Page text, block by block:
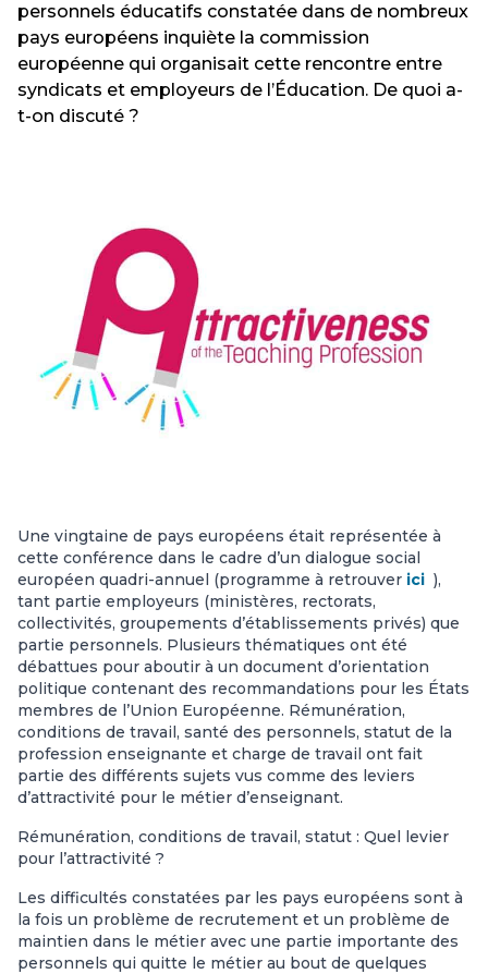
personnels éducatifs constatée dans de nombreux
pays européens inquiète la commission
européenne qui organisait cette rencontre entre
syndicats et employeurs de l’Éducation. De quoi a-
t-on discuté ?
Une vingtaine de pays européens était représentée à
cette conférence dans le cadre d’un dialogue social
européen quadri-annuel (programme à retrouver ici ),
tant partie employeurs (ministères, rectorats,
collectivités, groupements d’établissements privés) que
partie personnels. Plusieurs thématiques ont été
débattues pour aboutir à un document d’orientation
politique contenant des recommandations pour les États
membres de l’Union Européenne. Rémunération,
conditions de travail, santé des personnels, statut de la
profession enseignante et charge de travail ont fait
partie des différents sujets vus comme des leviers
d’attractivité pour le métier d’enseignant.
Rémunération, conditions de travail, statut : Quel levier
pour l’attractivité ?
Les difficultés constatées par les pays européens sont à
la fois un problème de recrutement et un problème de
maintien dans le métier avec une partie importante des
personnels qui quitte le métier au bout de quelques